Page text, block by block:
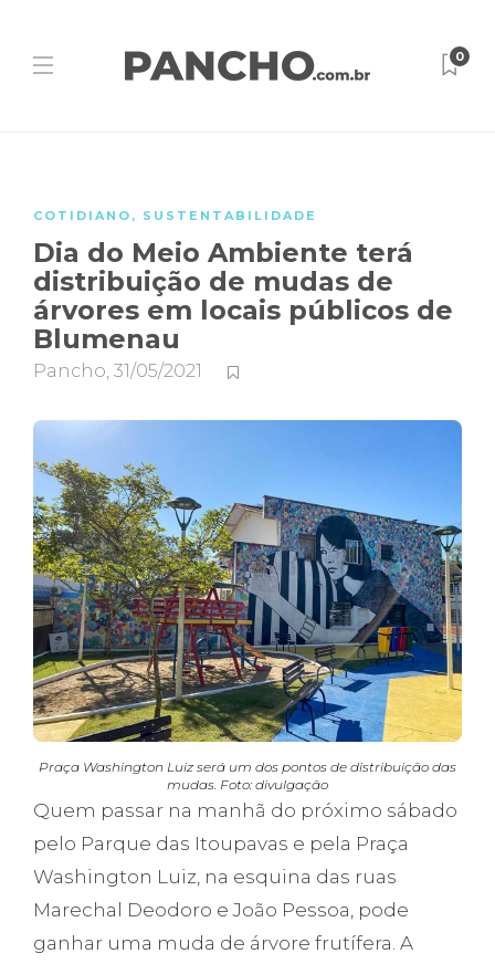
0
COTIDIANO , SUSTENTABILIDADE
Dia do Meio Ambiente terá
distribuição de mudas de
árvores em locais públicos de
Blumenau
Pancho, 31/05/2021
Praça Washington Luiz será um dos pontos de distribuição das
mudas. Foto: divulgação
Quem passar na manhã do próximo sábado
pelo Parque das Itoupavas e pela Praça
Washington Luiz, na esquina das ruas
Marechal Deodoro e João Pessoa, pode
ganhar uma muda de árvore frutífera. A